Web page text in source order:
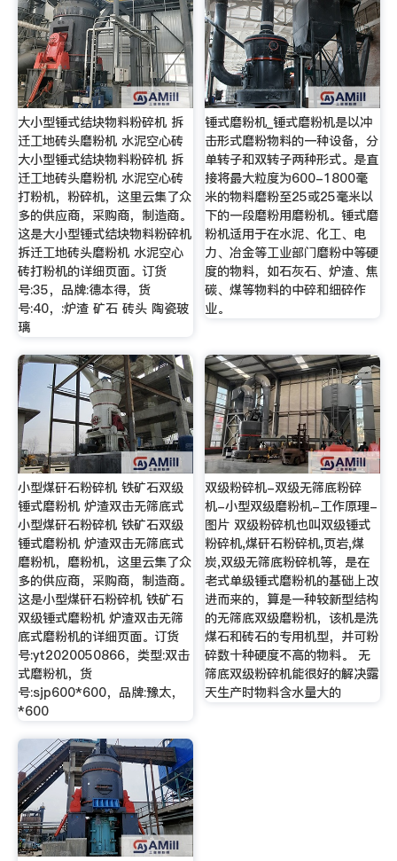
大小型锤式结块物料粉碎机 拆
迁工地砖头磨粉机 水泥空心砖
大小型锤式结块物料粉碎机 拆
迁工地砖头磨粉机 水泥空心砖
打粉机，粉碎机，这里云集了众
多的供应商，采购商，制造商。
这是大小型锤式结块物料粉碎机
拆迁工地砖头磨粉机 水泥空心
砖打粉机的详细页面。订货
号:35，品牌:德本得，货
号:40，:炉渣 矿石 砖头 陶瓷玻
璃
锤式磨粉机_锤式磨粉机是以冲
击形式磨粉物料的一种设备，分
单转子和双转子两种形式。是直
接将最大粒度为600-1800毫
米的物料磨粉至25或25毫米以
下的一段磨粉用磨粉机。锤式磨
粉机适用于在水泥、化工、电
力、冶金等工业部门磨粉中等硬
度的物料，如石灰石、炉渣、焦
碳、煤等物料的中碎和细碎作
业。
小型煤矸石粉碎机 铁矿石双级
锤式磨粉机 炉渣双击无筛底式
小型煤矸石粉碎机 铁矿石双级
锤式磨粉机 炉渣双击无筛底式
磨粉机，磨粉机，这里云集了众
多的供应商，采购商，制造商。
这是小型煤矸石粉碎机 铁矿石
双级锤式磨粉机 炉渣双击无筛
底式磨粉机的详细页面。订货
号:yt2020050866，类型:双击
式磨粉机，货
号:sjp600*600，品牌:豫太，
*600
双级粉碎机-双级无筛底粉碎
机-小型双级磨粉机-工作原理-
图片 双级粉碎机也叫双级锤式
粉碎机,煤矸石粉碎机,页岩,煤
炭,双级无筛底粉碎机等，是在
老式单级锤式磨粉机的基础上改
进而来的，算是一种较新型结构
的无筛底双级磨粉机，该机是洗
煤石和砖石的专用机型，并可粉
碎数十种硬度不高的物料。 无
筛底双级粉碎机能很好的解决露
天生产时物料含水量大的